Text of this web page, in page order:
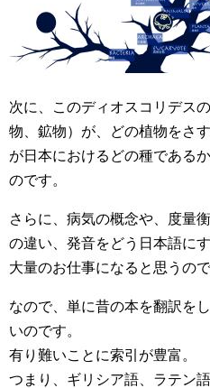
次に、このディオスコリデス
物、鉱物）が、どの植物をさ
が日本におけるどの種である
のです。
さらに、病気の概念や、度量
の違い、発音をどう日本語に
大量のお仕事になると思うので
なので、単に昔の本を翻訳を
いのです。
有り難いことに索引が豊富。
つまり、ギリシア語、ラテン